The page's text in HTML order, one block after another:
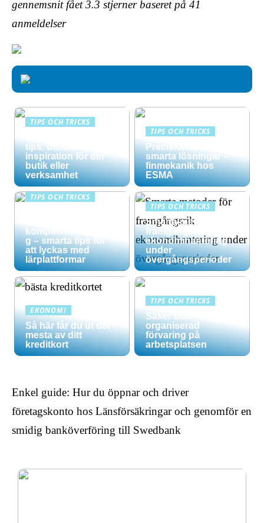
gennemsnit fået3.3 stjerner baseret på 41
anmeldelser
TIPS OCH TRICKS
tips, tricks och
inspiration för din
butik eller
verksamhet
TIPS OCH TRICKS
Precision möter
smarta lösningar –
finmekanik hos
ESMA
TIPS OCH TRICKS
kompetensutvecklin
g – smarta tips för
att lyckas med
lärplattformar
TIPS OCH TRICKS
Smarta metoder för
framgångsrik
ekonomihantering
under
övergångsperioder
EKONOMI
Så här får du ut det
mesta av ditt
kreditkort
TIPS OCH TRICKS
Säker och
organiserad
förvaring på
arbetsplatsen
Enkel guide: Hur du öppnar och driver
företagskonto hos Länsförsäkringar och genomför en
smidig banköverföring till Swedbank